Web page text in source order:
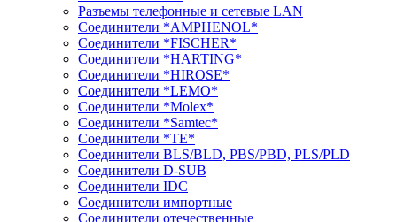
Разъемы телефонные и сетевые LAN
Соединители *AMPHENOL*
Соединители *FISCHER*
Соединители *HARTING*
Соединители *HIROSE*
Соединители *LEMO*
Соединители *Molex*
Соединители *Samtec*
Соединители *TE*
Соединители BLS/BLD, PBS/PBD, PLS/PLD
Соединители D-SUB
Соединители IDC
Соединители импортные
Соединители отечественные